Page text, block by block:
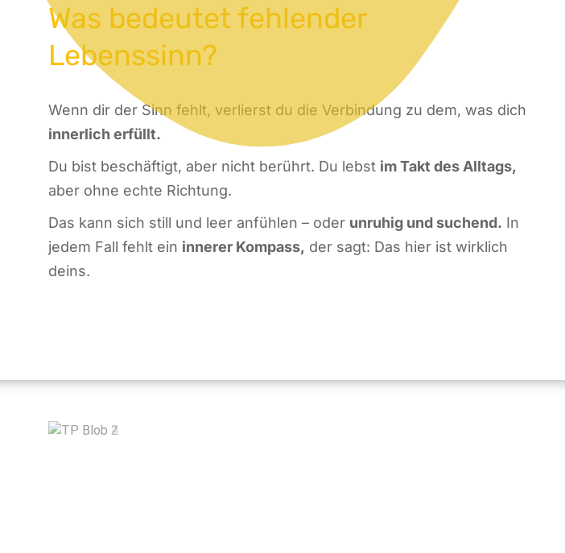
Was bedeutet fehlender
Lebenssinn?
Wenn dir der Sinn fehlt, verlierst du die Verbindung zu dem, was dich
innerlich erfüllt.
Du bist beschäftigt, aber nicht berührt. Du lebst im Takt des Alltags,
aber ohne echte Richtung.
Das kann sich still und leer anfühlen – oder unruhig und suchend. In
jedem Fall fehlt ein innerer Kompass, der sagt: Das hier ist wirklich
deins.